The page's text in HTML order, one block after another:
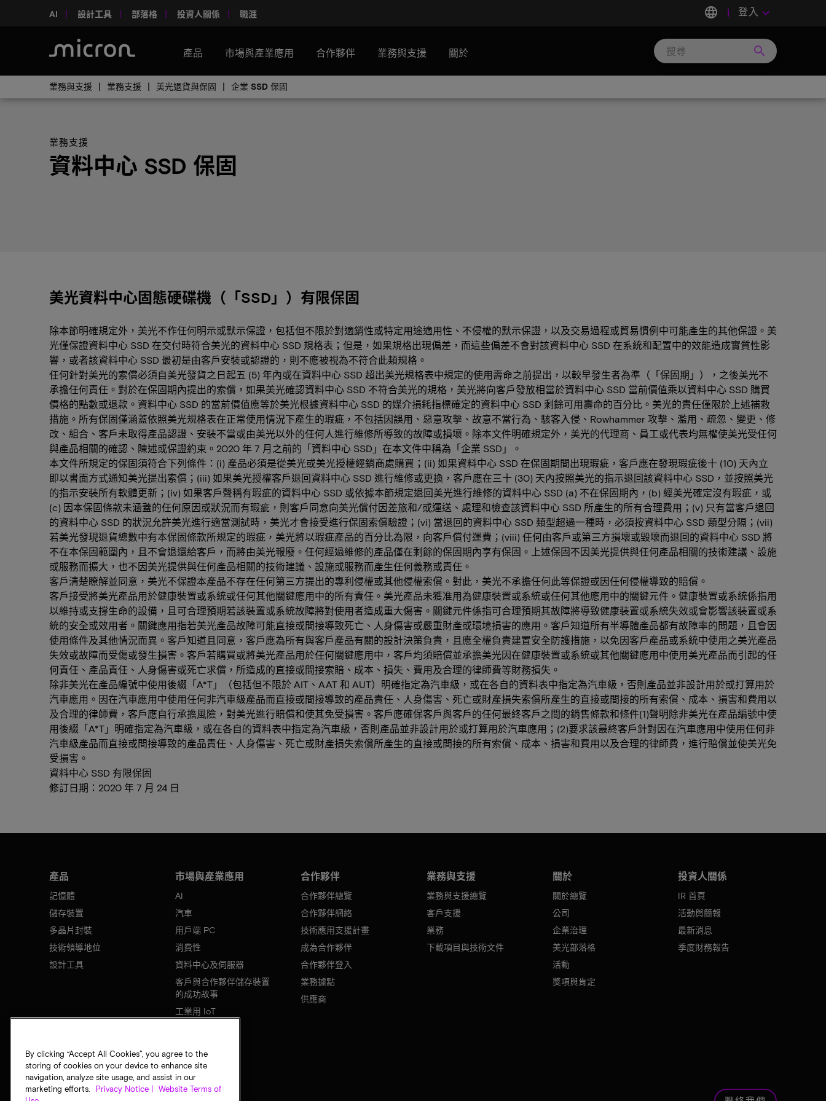
AI 設計工具 部落格 投資人關係 職涯 language 登入 keyboard_arrow_down
產品 市場與產業應用 合作夥伴 業務與支援 關於 search
業務與支援 業務支援 美光退貨與保固 企業 SSD 保固
業務支援
資料中心 SSD 保固
美光資料中心固態硬碟機（「SSD」）有限保固
除本節明確規定外，美光不作任何明示或默示保證，包括但不限於對適銷性或特定用途適用性、不侵權的默示保證，以及交易過程或貿易慣例中可能產生的其他保證。美
光僅保證資料中心 SSD 在交付時符合美光的資料中心 SSD 規格表；但是，如果規格出現偏差，而這些偏差不會對該資料中心 SSD 在系統和配置中的效能造成實質性影
響，或者該資料中心 SSD 最初是由客戶安裝或認證的，則不應被視為不符合此類規格。
任何針對美光的索償必須自美光發貨之日起五 (5) 年內或在資料中心 SSD 超出美光規格表中規定的使用壽命之前提出，以較早發生者為準（「保固期」），之後美光不
承擔任何責任。對於在保固期內提出的索償，如果美光確認資料中心 SSD 不符合美光的規格，美光將向客戶發放相當於資料中心 SSD 當前價值乘以資料中心 SSD 購買
價格的點數或退款。資料中心 SSD 的當前價值應等於美光根據資料中心 SSD 的媒介損耗指標確定的資料中心 SSD 剩餘可用壽命的百分比。美光的責任僅限於上述補救
措施。所有保固僅涵蓋依照美光規格表在正常使用情況下產生的瑕疵，不包括因誤用、惡意攻擊、故意不當行為、駭客入侵、Rowhammer 攻擊、濫用、疏忽、變更、修
改、組合、客戶未取得產品認證、安裝不當或由美光以外的任何人進行維修所導致的故障或損壞。除本文件明確規定外，美光的代理商、員工或代表均無權使美光受任何
與產品相關的確認、陳述或保證約束。2020 年 7 月之前的「資料中心 SSD」在本文件中稱為「企業 SSD」。
本文件所規定的保固須符合下列條件：(i) 產品必須是從美光或美光授權經銷商處購買；(ii) 如果資料中心 SSD 在保固期間出現瑕疵，客戶應在發現瑕疵後十 (10) 天內立
即以書面方式通知美光提出索償；(iii) 如果美光授權客戶退回資料中心 SSD 進行維修或更換，客戶應在三十 (30) 天內按照美光的指示退回該資料中心 SSD，並按照美光
的指示安裝所有軟體更新；(iv) 如果客戶聲稱有瑕疵的資料中心 SSD 或依據本節規定退回美光進行維修的資料中心 SSD (a) 不在保固期內，(b) 經美光確定沒有瑕疵，或
(c) 因本保固條款未涵蓋的任何原因或狀況而有瑕疵，則客戶同意向美光償付因差旅和/或運送、處理和檢查該資料中心 SSD 所產生的所有合理費用；(v) 只有當客戶退回
的資料中心 SSD 的狀況允許美光進行適當測試時，美光才會接受進行保固索償驗證；(vi) 當退回的資料中心 SSD 類型超過一種時，必須按資料中心 SSD 類型分隔；(vii)
若美光發現退貨總數中有本保固條款所規定的瑕疵，美光將以瑕疵產品的百分比為限，向客戶償付運費；(viii) 任何由客戶或第三方損壞或毀壞而退回的資料中心 SSD 將
不在本保固範圍內，且不會退還給客戶，而將由美光報廢。任何經過維修的產品僅在剩餘的保固期內享有保固。上述保固不因美光提供與任何產品相關的技術建議、設施
或服務而擴大，也不因美光提供與任何產品相關的技術建議、設施或服務而產生任何義務或責任。
客戶清楚瞭解並同意，美光不保證本產品不存在任何第三方提出的專利侵權或其他侵權索償。對此，美光不承擔任何此等保證或因任何侵權導致的賠償。
客戶接受將美光產品用於健康裝置或系統或任何其他關鍵應用中的所有責任。美光產品未獲准用為健康裝置或系統或任何其他應用中的關鍵元件。健康裝置或系統係指用
以維持或支撐生命的設備，且可合理預期若該裝置或系統故障將對使用者造成重大傷害。關鍵元件係指可合理預期其故障將導致健康裝置或系統失效或會影響該裝置或系
統的安全或效用者。關鍵應用指若美光產品故障可能直接或間接導致死亡、人身傷害或嚴重財產或環境損害的應用。客戶知道所有半導體產品都有故障率的問題，且會因
使用條件及其他情況而異。客戶知道且同意，客戶應為所有與客戶產品有關的設計決策負責，且應全權負責建置安全防護措施，以免因客戶產品或系統中使用之美光產品
失效或故障而受傷或發生損害。客戶若購買或將美光產品用於任何關鍵應用中，客戶均須賠償並承擔美光因在健康裝置或系統或其他關鍵應用中使用美光產品而引起的任
何責任、產品責任、人身傷害或死亡求償，所造成的直接或間接索賠、成本、損失、費用及合理的律師費等財務損失。
除非美光在產品編號中使用後綴「A*T」（包括但不限於 AIT、AAT 和 AUT）明確指定為汽車級，或在各自的資料表中指定為汽車級，否則產品並非設計用於或打算用於
汽車應用。因在汽車應用中使用任何非汽車級產品而直接或間接導致的產品責任、人身傷害、死亡或財產損失索償所產生的直接或間接的所有索償、成本、損害和費用以
及合理的律師費，客戶應自行承擔風險，對美光進行賠償和使其免受損害。客戶應確保客戶與客戶的任何最終客戶之間的銷售條款和條件(1)聲明除非美光在產品編號中使
用後綴「A*T」明確指定為汽車級，或在各自的資料表中指定為汽車級，否則產品並非設計用於或打算用於汽車應用；(2)要求該最終客戶針對因在汽車應用中使用任何非
汽車級產品而直接或間接導致的產品責任、人身傷害、死亡或財產損失索償所產生的直接或間接的所有索償、成本、損害和費用以及合理的律師費，進行賠償並使美光免
受損害。
資料中心 SSD 有限保固
修訂日期：2020 年 7 月 24 日
產品
記憶體
儲存裝置
多晶片封裝
技術領導地位
設計工具
市場與產業應用
AI
汽車
用戶端 PC
消費性
資料中心及伺服器
客戶與合作夥伴儲存裝置
的成功故事
工業用 IoT
合作夥伴
合作夥伴總覽
合作夥伴網絡
技術應用支援計畫
成為合作夥伴
合作夥伴登入
業務據點
供應商
業務與支援
業務與支援總覽
客戶支援
業務
下載項目與技術文件
關於
關於總覽
公司
企業治理
美光部落格
活動
獎項與肯定
投資人關係
IR 首頁
活動與簡報
最新消息
季度財務報告
By clicking “Accept All Cookies”, you agree to the
storing of cookies on your device to enhance site
navigation, analyze site usage, and assist in our
marketing efforts.
Privacy Notice |
Website Terms of